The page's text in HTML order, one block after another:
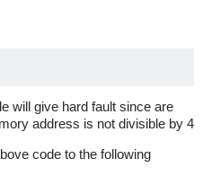
will give hard fault since are
address is not divisible by 4
code to the following